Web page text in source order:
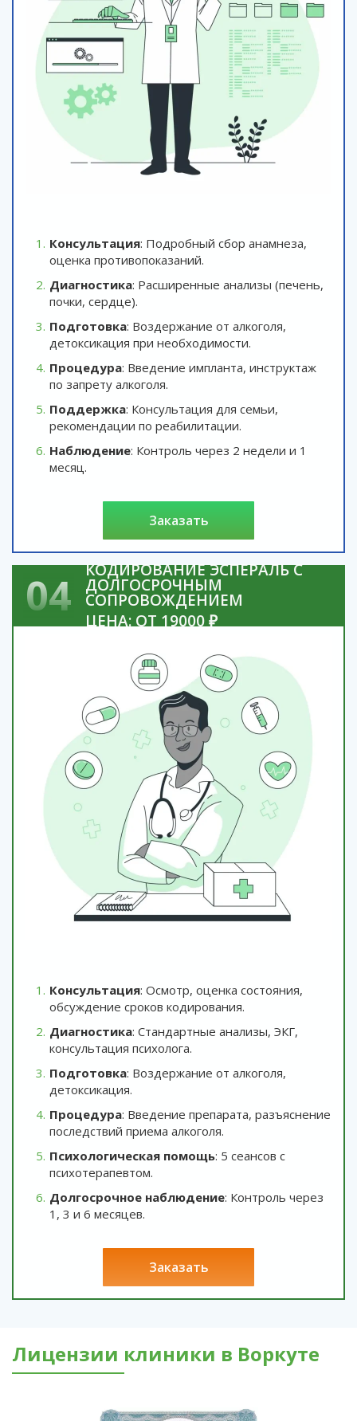
Консультация: Подробный сбор анамнеза,
оценка противопоказаний.
Диагностика: Расширенные анализы (печень,
почки, сердце).
Подготовка: Воздержание от алкоголя,
детоксикация при необходимости.
Процедура: Введение импланта, инструктаж
по запрету алкоголя.
Поддержка: Консультация для семьи,
рекомендации по реабилитации.
Наблюдение: Контроль через 2 недели и 1
месяц.
заказать
04 КОДИРОВАНИЕ ЭСПЕРАЛЬ С
ДОЛГОСРОЧНЫМ
СОПРОВОЖДЕНИЕМ
ЦЕНА: ОТ 19000 ₽
Консультация: Осмотр, оценка состояния,
обсуждение сроков кодирования.
Диагностика: Стандартные анализы, ЭКГ,
консультация психолога.
Подготовка: Воздержание от алкоголя,
детоксикация.
Процедура: Введение препарата, разъяснение
последствий приема алкоголя.
Психологическая помощь: 5 сеансов с
психотерапевтом.
Долгосрочное наблюдение: Контроль через
1, 3 и 6 месяцев.
заказать
Лицензии клиники в Воркуте